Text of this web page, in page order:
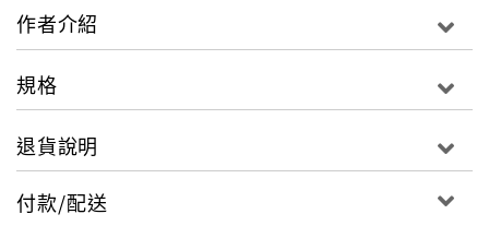
作者介紹
規格
退貨說明
付款/配送